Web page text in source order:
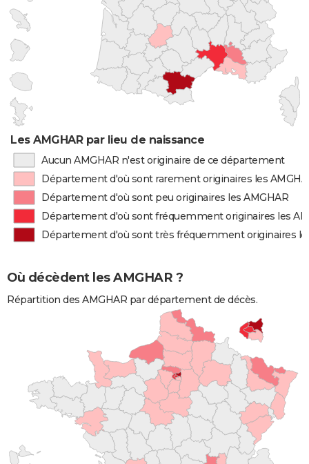
Les AMGHAR par lieu de naissance
Aucun AMGHAR n'est originaire de ce département
Département d'où sont rarement originaires les
Département d'où sont peu originaires les AMGHAR
Département d'où sont fréquemment originaires les
Département d'où sont très fréquemment originaires
Où décèdent les AMGHAR ?
Répartition des AMGHAR par département de décès.